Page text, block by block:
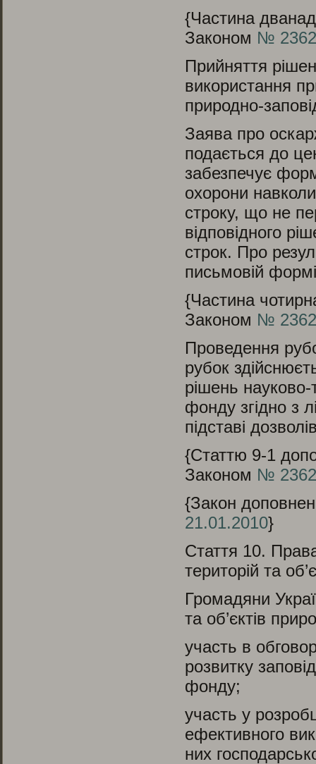
{Частина
Законом №
Прийняття
використання
природно-
Заява про
подається до
забезпечує
охорони
строку, що не
відповідного
строк. Про
письмовій
{Частина
Законом №
Проведення
рубок
рішень науково-
фонду згідно з
підставі
{Cтаттю 9-1
Законом №
{Закон
21.01.2010}
Стаття 10.
територій та
Громадяни
та об’єктів
участь в
розвитку
фонду;
участь у
ефективного
них